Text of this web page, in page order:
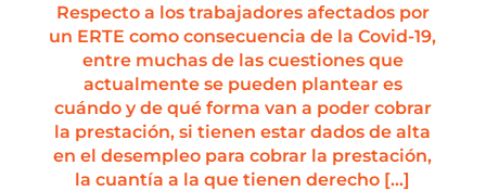
Respecto a los trabajadores afectados por
un ERTE como consecuencia de la Covid-19,
entre muchas de las cuestiones que
actualmente se pueden plantear es
cuándo y de qué forma van a poder cobrar
la prestación, si tienen estar dados de alta
en el desempleo para cobrar la prestación,
la cuantía a la que tienen derecho […]